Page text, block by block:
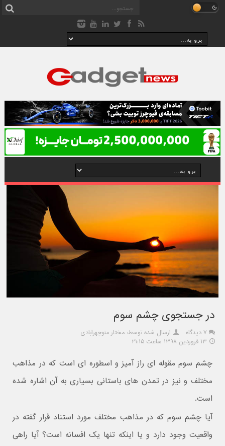
در جستجوی چشم سوم
۷ دیدگاه
ارسال شده توسط: مختار منوچهرابادی
۱۳ فروردین ۱۳۹۸ ساعت ۲۱:۱۵
چشم سوم مقوله ای راز آمیز و اسطوره ای است که در مذاهب
مختلف و نیز در تمدن های باستانی بسیاری به آن اشاره شده
است.
آیا چشم سوم که در مذاهب مختلف مورد استناد قرار گفته در
واقعیت وجود دارد و یا اینکه تنها یک افسانه است؟ آیا راهی